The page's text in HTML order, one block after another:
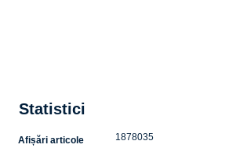
Statistici
Afișări articole 1878035